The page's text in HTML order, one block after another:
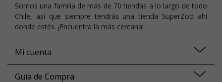
Somos una familia de más de 70 tiendas a lo largo de todo
Chile, así que siempre tendrás una tienda SuperZoo ahí
donde estés. ¡Encuentra la más cercana!
Mi cuenta
Guía de Compra